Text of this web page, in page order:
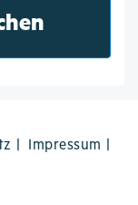
Impressum